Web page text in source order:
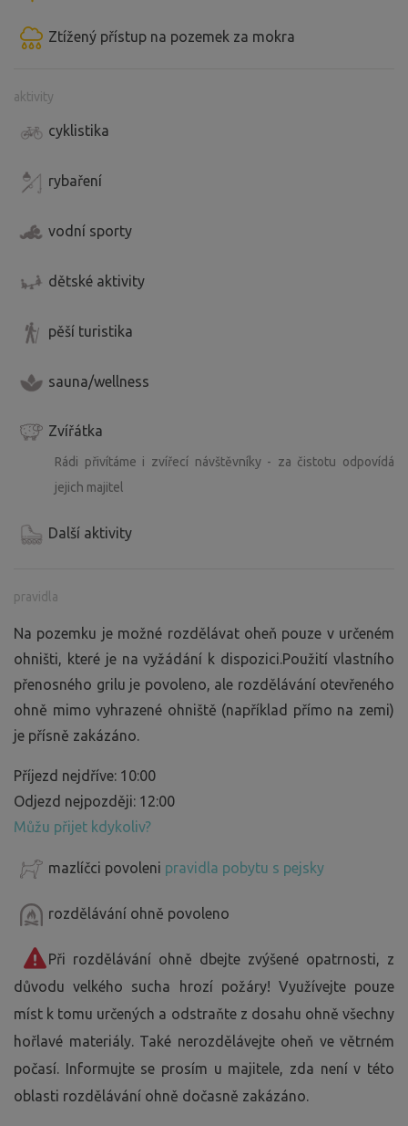
Ztížený přístup na pozemek za mokra
aktivity
cyklistika
rybaření
vodní sporty
dětské aktivity
pěší turistika
sauna/wellness
Zvířátka
Rádi přivítáme i zvířecí návštěvníky - za čistotu odpovídá
jejich majitel
Další aktivity
pravidla
Na pozemku je možné rozdělávat oheň pouze v určeném
ohništi, které je na vyžádání k dispozici.Použití vlastního
přenosného grilu je povoleno, ale rozdělávání otevřeného
ohně mimo vyhrazené ohniště (například přímo na zemi)
je přísně zakázáno.
Příjezd nejdříve: 10:00
Odjezd nejpozději: 12:00
Můžu přijet kdykoliv?
mazlíčci povoleni pravidla pobytu s pejsky
rozdělávání ohně povoleno
Při rozdělávání ohně dbejte zvýšené opatrnosti, z
důvodu velkého sucha hrozí požáry! Využívejte pouze
míst k tomu určených a odstraňte z dosahu ohně všechny
hořlavé materiály. Také nerozdělávejte oheň ve větrném
počasí. Informujte se prosím u majitele, zda není v této
oblasti rozdělávání ohně dočasně zakázáno.